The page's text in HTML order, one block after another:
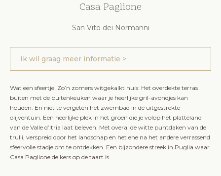
Casa Paglione
San Vito dei Normanni
Ik wil graag meer informatie >
Wat een sfeertje! Zo’n zomers witgekalkt huis: Het overdekte terras
buiten met de buitenkeuken waar je heerlijke gril-avondjes kan
houden. En niet te vergeten het zwembad in de uitgestrekte
olijventuin. Een heerlijke plek in het groen die je volop het platteland
van de Valle d’Itria laat beleven. Met overal de witte puntdaken van de
trulli, verspreid door het landschap en het ene na het andere verrassend
sfeervolle stadje om te ontdekken. Een bijzondere streek in Puglia waar
Casa Paglione de kers op de taart is.